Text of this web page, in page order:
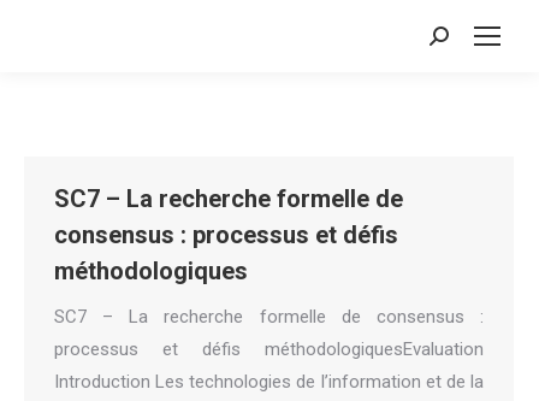
Search:
SC7 – La recherche formelle de
consensus : processus et défis
méthodologiques
SC7 – La recherche formelle de consensus :
processus et défis méthodologiquesEvaluation
Introduction Les technologies de l’information et de la